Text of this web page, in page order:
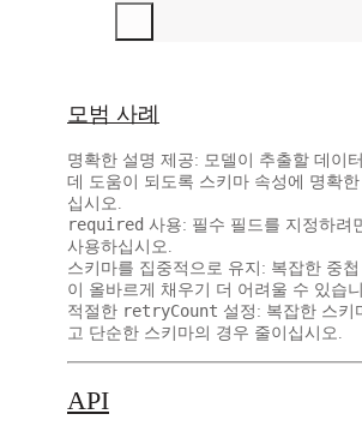
모범 사례
명확한 설명 제공: 모델이 추출할 데이
데 도움이 되도록 스키마 속성에 명확
십시오.
required 사용: 필수 필드를 지정하려
사용하십시오.
스키마를 집중적으로 유지 : 복잡한 중
이 올바르게 채우기 더 어려울 수 있습
적절한 retryCount 설정 : 복잡한 스키
고 단순한 스키마의 경우 줄이십시오.
API